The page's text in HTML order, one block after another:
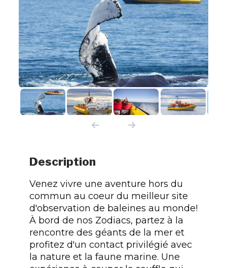
Description
Venez vivre une aventure hors du
commun au coeur du meilleur site
d'observation de baleines au monde!
À bord de nos Zodiacs, partez à la
rencontre des géants de la mer et
profitez d'un contact privilégié avec
la nature et la faune marine. Une